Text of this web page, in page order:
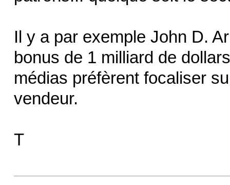
Il y a par exemple John D.
bonus de 1 milliard de
médias préfèrent focaliser
vendeur.
T